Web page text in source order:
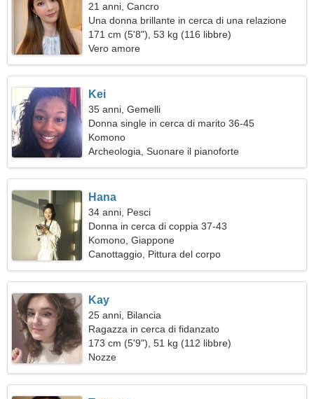
21 anni, Cancro
Una donna brillante in cerca di una relazione
171 cm (5'8"), 53 kg (116 libbre)
Vero amore
Kei
35 anni, Gemelli
Donna single in cerca di marito 36-45
Komono
Archeologia, Suonare il pianoforte
Hana
34 anni, Pesci
Donna in cerca di coppia 37-43
Komono, Giappone
Canottaggio, Pittura del corpo
Kay
25 anni, Bilancia
Ragazza in cerca di fidanzato
173 cm (5'9"), 51 kg (112 libbre)
Nozze